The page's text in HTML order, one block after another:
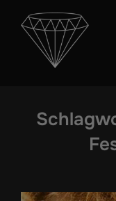
Inhalt
springen